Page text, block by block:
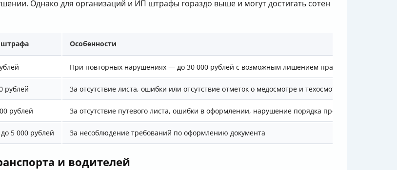
Однако для организаций и ИП штрафы гораздо выше и могут достигать сотен
Особенности
При повторных нарушениях — до 30 000 рублей с возможным лишением прав
рублей За отсутствие листа, ошибки или отсутствие отметок о медосмотре и техосмотре
рублей За отсутствие путевого листа, ошибки в оформлении, нарушение порядка прохождения
5 000 рублей За несоблюдение требований по оформлению документа
и водителей